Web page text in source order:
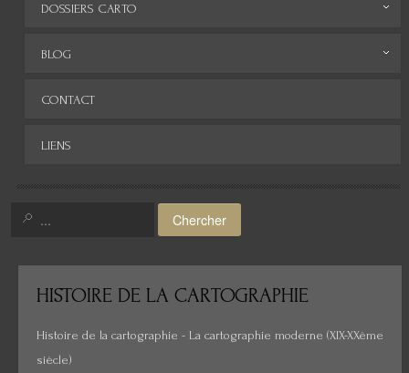
DOSSIERS CARTO
Monde
Moyen-Orient
Histoire de la cartographie
Cartes insolites, anciennes...
BLOG
Archives
CONTACT
LIENS
Chercher
HISTOIRE DE LA CARTOGRAPHIE
Histoire de la cartographie - La cartographie moderne (XIX-XXème
siècle)